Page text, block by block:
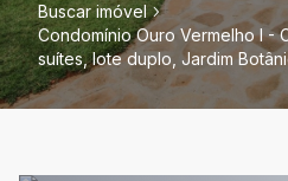
Buscar imóvel
Condomínio Ouro Vermelho I -
suítes, lote duplo, Jardim